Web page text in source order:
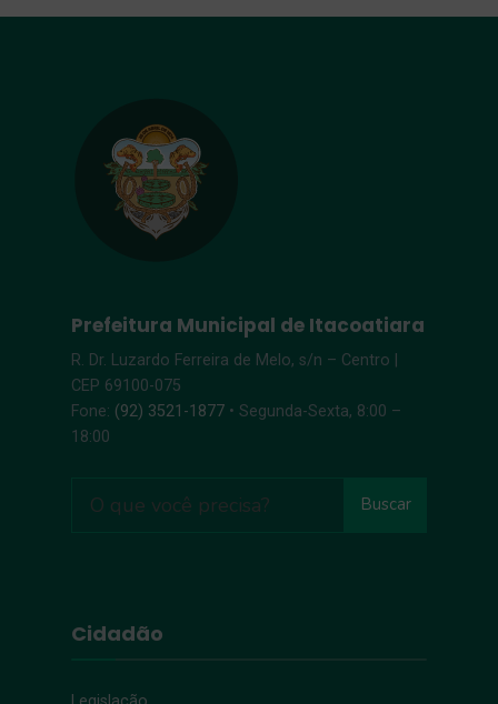
Prefeitura Municipal de Itacoatiara
R. Dr. Luzardo Ferreira de Melo, s/n – Centro |
CEP 69100-075
Fone: (92) 3521-1877 • Segunda-Sexta, 8:00 –
18:00
Buscar
Cidadão